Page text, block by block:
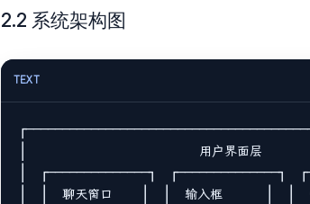
2.2 系统架构图
TEXT
│                        用户界面层
│  ┌──────────────┐  ┌──────────────┐
│  │  聊天窗口    │  │  输入框      │  │